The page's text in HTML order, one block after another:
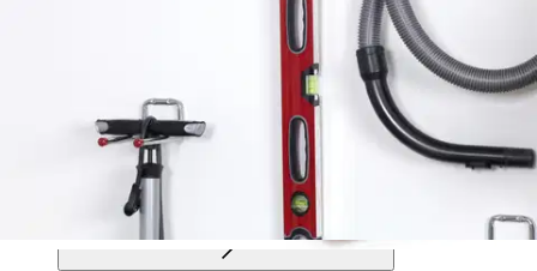
Postin pakettiautomaattiin tai
Etu ei koske Suuri‑lisäpalvelulla toimitettavia tuotteita.
Tarkista myymäläsaatavuus